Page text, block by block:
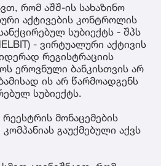
რომ აშშ-ის სახაზინო
აქტივების კონტროლის
სუბიექტს - შპს
- ვირტუალური აქტივის
რეგისტრაციის
ეროვნული ბანკისთვის არ
ის არ წარმოადგენს
სუბიექტს.
მონაცემების
გაუქმებული აქვს